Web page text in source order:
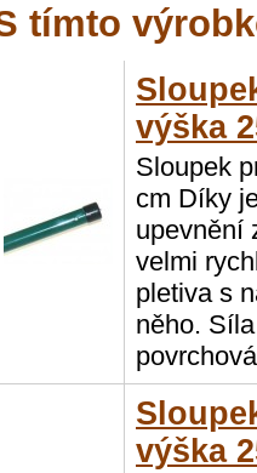
tímto
výška
Sloupek
cm Díky
upevnění
velmi
pletiva s
něho.
výška